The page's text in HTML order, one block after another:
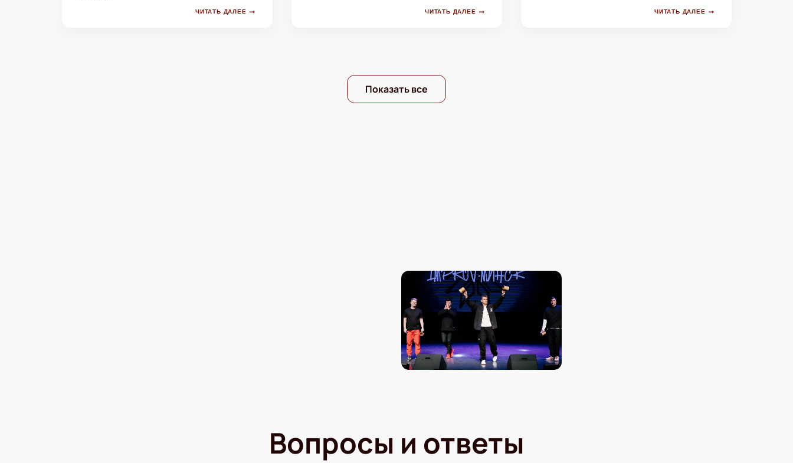
ЧИТАТЬ ДАЛЕЕ ЧИТАТЬ ДАЛЕЕ ЧИТАТЬ ДАЛЕЕ
Показать все
Вопросы и ответы